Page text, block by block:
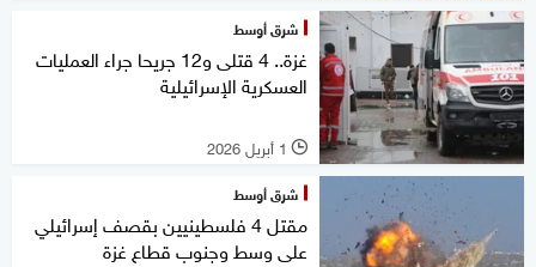
شرق أوسط
غزة.. 4 قتلى و12 جريحا جراء العمليات
العسكرية الإسرائيلية
l 1 أبريل 2026
شرق أوسط
مقتل 4 فلسطينيين بقصف إسرائيلي
على وسط وجنوب قطاع غزة